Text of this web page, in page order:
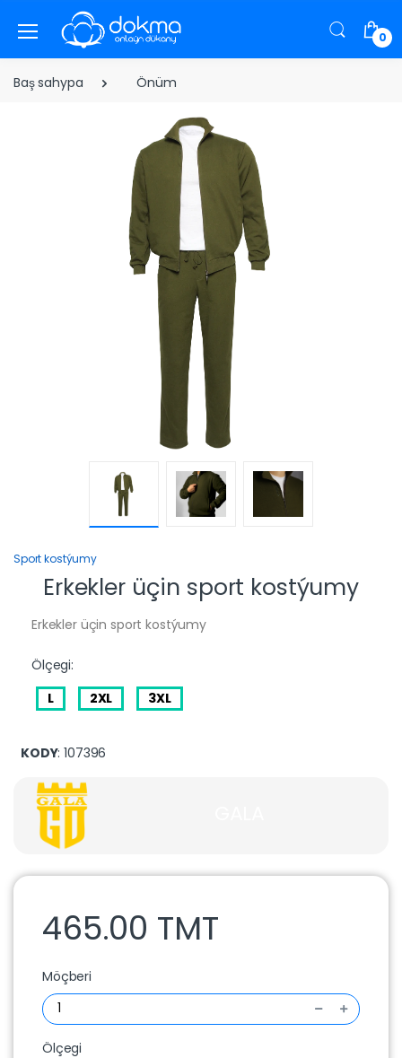
0
Baş sahypa Önüm
Sport kostýumy
Erkekler üçin sport kostýumy
Erkekler üçin sport kostýumy
Ölçegi:
L
2XL 3XL
KODY: 107396
465.00 TMT
Möçberi
Ölçegi